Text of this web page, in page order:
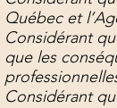
Québec et
Considérant
que les
Considérant